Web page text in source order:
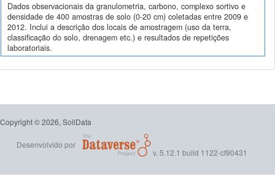
Dados observacionais da granulometria, carbono, complexo sortivo e
densidade de 400 amostras de solo (0-20 cm) coletadas entre 2009 e
2012. Inclui a descrição dos locais de amostragem (uso da terra,
classificação do solo, drenagem etc.) e resultados de repetições
laboratoriais.
Copyright © 2026, SoilData
Desenvolvido por
v. 5.12.1 build 1122-cf90431